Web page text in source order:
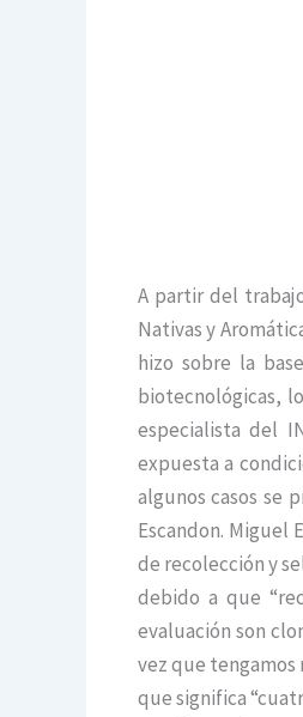
A partir del
Nativas y
hizo sobre la
biotecnológicas,
especialista del
expuesta a
algunos casos se
Escandon. Miguel
de recolección y
debido a que
evaluación son
vez que tengamos
que significa